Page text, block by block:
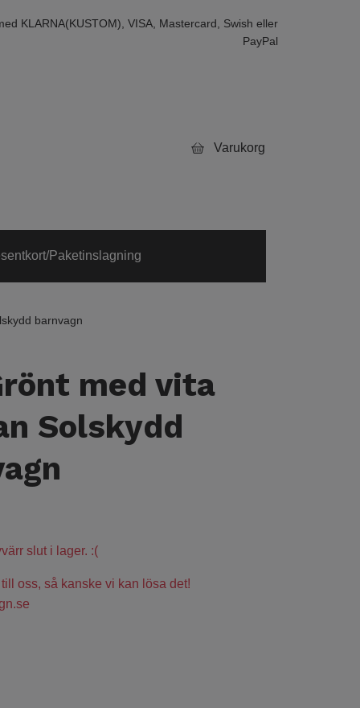
KLARNA(KUSTOM), VISA, Mastercard, Swish eller
PayPal
Varukorg
Paketinslagning
barnvagn
med vita
Solskydd
slut i lager. :(
oss, så kanske vi kan lösa det!